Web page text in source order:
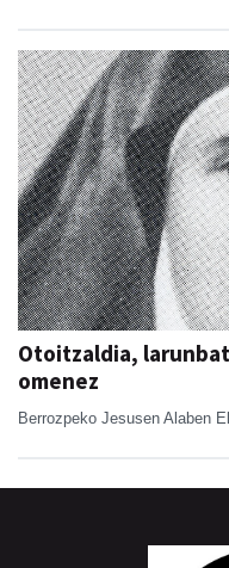
Otoitzaldia,
omenez
Berrozpeko Jesusen Alaben